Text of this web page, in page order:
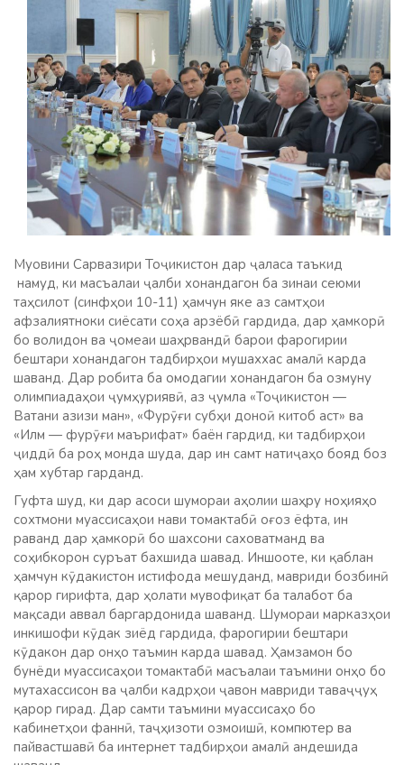
Муовини Сарвазири Тоҷикистон дар ҷаласа таъкид
намуд, ки масъалаи ҷалби хонандагон ба зинаи сеюми
таҳсилот (синфҳои 10-11) ҳамчун яке аз самтҳои
афзалиятноки сиёсати соҳа арзёбӣ гардида, дар ҳамкорӣ
бо волидон ва ҷомеаи шаҳрвандӣ барои фарогирии
бештари хонандагон тадбирҳои мушаххас амалӣ карда
шаванд. Дар робита ба омодагии хонандагон ба озмуну
олимпиадаҳои ҷумҳуриявӣ, аз ҷумла «Тоҷикистон —
Ватани азизи ман», «Фурӯғи субҳи доноӣ китоб аст» ва
«Илм — фурӯғи маърифат» баён гардид, ки тадбирҳои
ҷиддӣ ба роҳ монда шуда, дар ин самт натиҷаҳо бояд боз
ҳам хубтар гарданд.
Гуфта шуд, ки дар асоси шумораи аҳолии шаҳру ноҳияҳо
сохтмони муассисаҳои нави томактабӣ оғоз ёфта, ин
раванд дар ҳамкорӣ бо шахсони саховатманд ва
соҳибкорон суръат бахшида шавад. Иншооте, ки қаблан
ҳамчун кӯдакистон истифода мешуданд, мавриди бозбинӣ
қарор гирифта, дар ҳолати мувофиқат ба талабот ба
мақсади аввал баргардонида шаванд. Шумораи марказҳои
инкишофи кӯдак зиёд гардида, фарогирии бештари
кӯдакон дар онҳо таъмин карда шавад. Ҳамзамон бо
бунёди муассисаҳои томактабӣ масъалаи таъмини онҳо бо
мутахассисон ва ҷалби кадрҳои ҷавон мавриди таваҷҷуҳ
қарор гирад. Дар самти таъмини муассисаҳо бо
кабинетҳои фаннӣ, таҷҳизоти озмоишӣ, компютер ва
пайвастшавӣ ба интернет тадбирҳои амалӣ андешида